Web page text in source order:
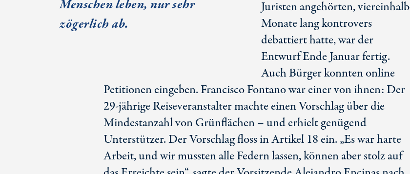
Menschen leben, nur sehr
zögerlich ab.
Juristen angehörten, viereinhalb
Monate lang kontrovers
debattiert hatte, war der
Entwurf Ende Januar fertig.
Auch Bürger konnten online
Petitionen eingeben. Francisco Fontano war einer von ihnen: Der
29-jährige Reiseveranstalter machte einen Vorschlag über die
Mindestanzahl von Grünflächen – und erhielt genügend
Unterstützer. Der Vorschlag floss in Artikel 18 ein. „Es war harte
Arbeit, und wir mussten alle Federn lassen, können aber stolz auf